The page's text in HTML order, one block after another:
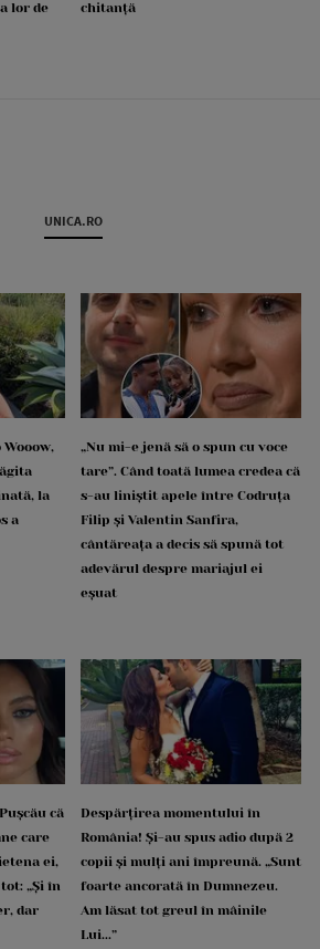
lor de
chitanță
UNICA.RO
la
a
„Nu mi-e jenă să o spun cu voce
tare”. Când toată lumea credea că
s-au liniștit apele între Codruța
Filip și Valentin Sanfira,
cântăreața a decis să spună tot
adevărul despre mariajul ei
eșuat
că
care
ei,
„Și în
dar
Despărțirea momentului în
România! Și-au spus adio după 2
copii și mulți ani împreună. „Sunt
foarte ancorată în Dumnezeu.
Am lăsat tot greul în mâinile
Lui...”